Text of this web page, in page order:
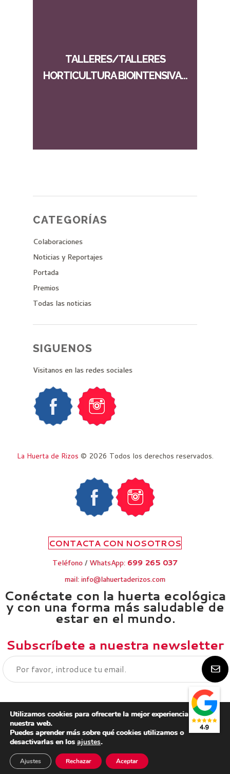
TALLERES/TALLERES
HORTICULTURA BIOINTENSIVA...
CATEGORÍAS
Colaboraciones
Noticias y Reportajes
Portada
Premios
Todas las noticias
SIGUENOS
Visitanos en las redes sociales
La Huerta de Rizos © 2026 Todos los derechos reservados.
Teléfono / WhatsApp: 699 265 037
mail: info@lahuertaderizos.com
Conéctate con la huerta ecológica
y con una forma más saludable de
estar en el mundo.
Subscríbete a nuestra newsletter
Aviso legal
Política de privacidad
Política de cookies
Utilizamos cookies para ofrecerte la mejor experiencia en
nuestra web.
Puedes aprender más sobre qué cookies utilizamos o
desactivarlas en losajustes.
Aceptar
Rechazar
Ajustes